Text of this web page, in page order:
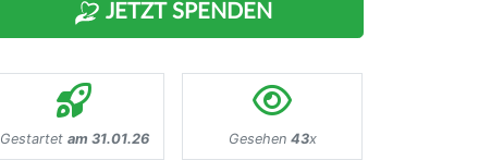
JETZT SPENDEN
Gestartet am 31.01.26 Gesehen 43x